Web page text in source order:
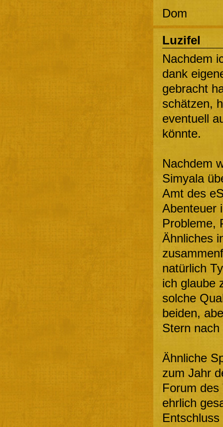
Dom
Luzifel
Nachdem
dank
gebracht
schätzen,
eventuell
könnte.
Nachdem
Simyala
Amt des
Abenteuer
Probleme,
Ähnliches
natürlich
ich glaube
solche
beiden,
Stern
Ähnliche
zum Jahr
Forum des
ehrlich